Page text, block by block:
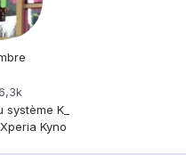
système K_
Kyno